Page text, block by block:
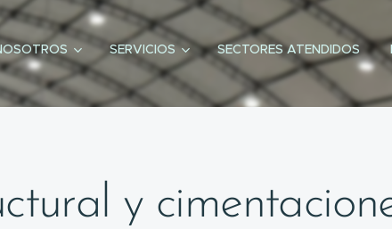
SERVICIOS SECTORES ATENDIDOS
y